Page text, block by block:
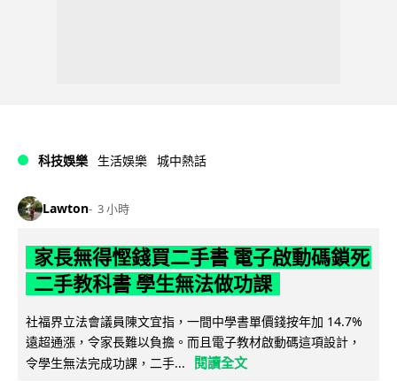
科技娛樂 生活娛樂 城中熱話
Lawton 3 小時
家長無得慳錢買二手書 電子啟動碼鎖死
二手教科書 學生無法做功課
社福界立法會議員陳文宜指，一間中學書單價錢按年加 14.7%
遠超通漲，令家長難以負擔。而且電子教材啟動碼這項設計，
令學生無法完成功課，二手...
閱讀全文